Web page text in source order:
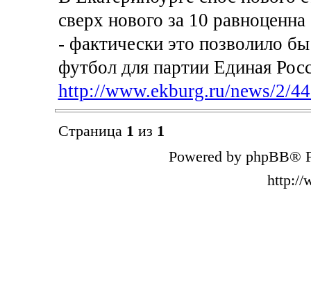
сверх нового за 10
- фактически это позволило
футбол для партии Единая
http://www.ekburg.ru/news/2/
Страница 1 из 1
Powered by phpBB®
http://